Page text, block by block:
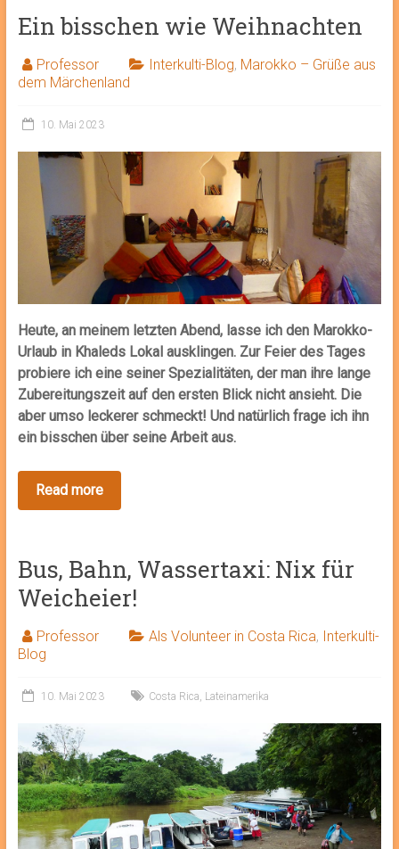
Ein bisschen wie Weihnachten
Professor Interkulti-Blog, Marokko – Grüße aus
dem Märchenland
10. Mai 2023
Heute, an meinem letzten Abend, lasse ich den Marokko-
Urlaub in Khaleds Lokal ausklingen. Zur Feier des Tages
probiere ich eine seiner Spezialitäten, der man ihre lange
Zubereitungszeit auf den ersten Blick nicht ansieht. Die
aber umso leckerer schmeckt! Und natürlich frage ich ihn
ein bisschen über seine Arbeit aus.
Bus, Bahn, Wassertaxi: Nix für
Weicheier!
Professor Als Volunteer in Costa Rica, Interkulti-
Blog
10. Mai 2023 Costa Rica Lateinamerika